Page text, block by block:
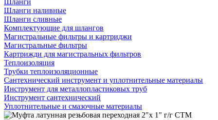
Шланги наливные
Шланги сливные
Комплектующие для шлангов
Магистральные фильтры и картриджи
Магистральные фильтры
Картрижди для магистральных фильтров
Теплоизоляция
Трубки теплоизоляционные
Сантехнический инструмент и уплотнительные материалы
Инструмент для металлопластиковых труб
Инструмент сантехнический
Уплотнительные и смазочные материалы